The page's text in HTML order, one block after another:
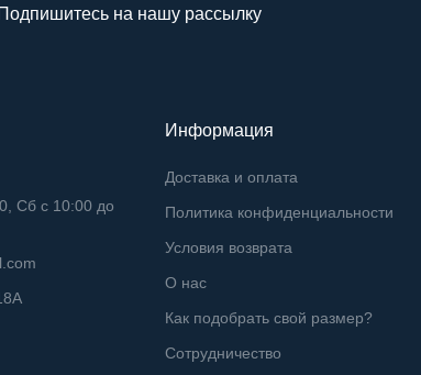
Подпишитесь на нашу рассылку
Сб с 10:00 до
Информация
Доставка и оплата
Политика конфиденциальности
Условия возврата
О нас
Как подобрать свой размер?
Сотрудничество